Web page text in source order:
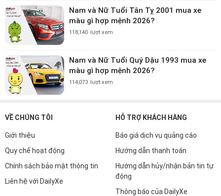
Nam và Nữ Tuổi Tân Tỵ 2001 mua xe
màu gì hợp mệnh 2026?
118,140 lượt xem
Nam và Nữ Tuổi Quý Dậu 1993 mua xe
màu gì hợp mệnh 2026?
114,073 lượt xem
VỀ CHÚNG TÔI
Giới thiệu
Quy chế hoạt động
Chính sách bảo mật thông tin
Liên hệ với DailyXe
HỖ TRỢ KHÁCH HÀNG
Báo giá dịch vụ quảng cáo
Hướng dẫn thanh toán
Hướng dẫn hủy/nhận bản tin tự
động
Thông báo của DailyXe